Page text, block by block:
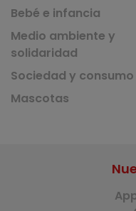
Bebé e infancia
Medio ambiente y
solidaridad
Sociedad y consumo
Mascotas